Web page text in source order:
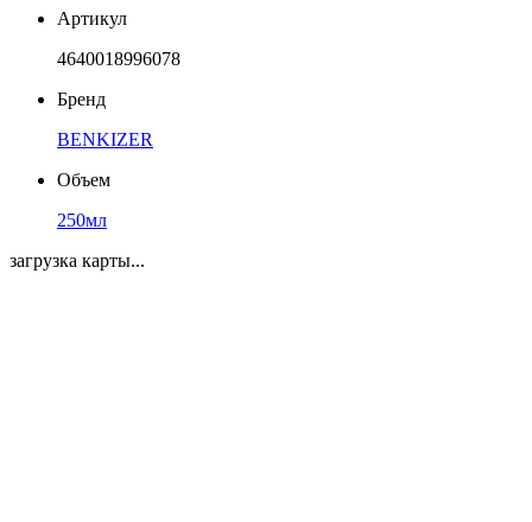
Артикул
4640018996078
Бренд
BENKIZER
Объем
250мл
загрузка карты...